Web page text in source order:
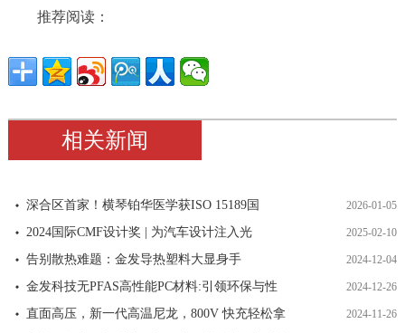
推荐阅读：
相关新闻
深合区首家！横琴铂华医学获ISO 15189国 2026-01-05
2024国际CMF设计奖 | 为汽车设计注入光 2025-02-10
告别散热难题：金发导热塑料大显身手 2024-12-04
金发科技无PFAS高性能PC材料:引领环保与性 2024-12-26
直面高压，新一代高温尼龙，800V 快充轻松拿 2024-11-26